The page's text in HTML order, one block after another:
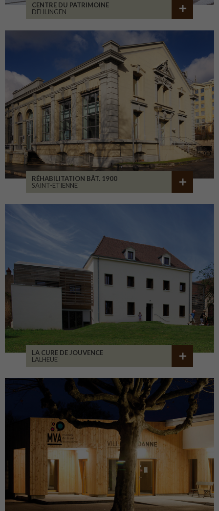
CENTRE DU PATRIMOINE
DEHLINGEN
RÉHABILITATION BÂT. 1900
SAINT-ETIENNE
LA CURE DE JOUVENCE
LALHEUE